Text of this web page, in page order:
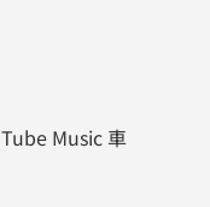
Music 車